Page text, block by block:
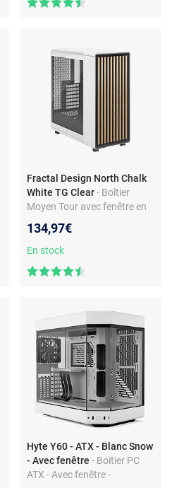
Fractal Design North Chalk
White TG Clear - Boîtier
Moyen Tour avec fenêtre en
chêne
134,97€
En stock
Hyte Y60 - ATX - Blanc Snow
- Avec fenêtre - Boitier PC
ATX - Avec fenêtre -